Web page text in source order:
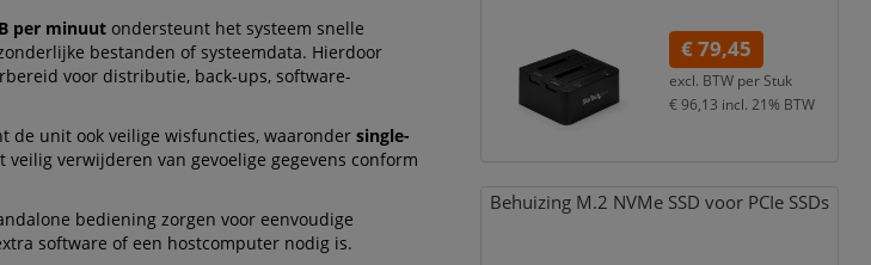
per minuutondersteunt het systeem snelle
bestanden of systeemdata. Hierdoor
voor distributie, back-ups, software-
de unit ook veilige wisfuncties, waaronder single-
veilig verwijderen van gevoelige gegevens conform
bediening zorgen voor eenvoudige
software of een hostcomputer nodig is.
€ 79,45
excl. BTW per Stuk
€ 96,13 incl. 21% BTW
Behuizing M.2 NVMe SSD voor PCIe SSDs